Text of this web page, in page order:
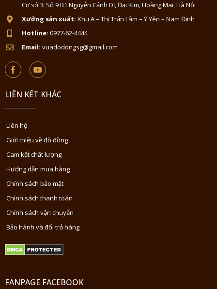
Cơ sở 3: Số 9 B1 Nguyễn Cảnh Dị, Đại Kim, Hoàng Mai, Hà Nội
Xưởng sản xuất: Khu A – Thị Trấn Lâm – Ý Yên – Nam Định
Hotline: 0977-62-4444
Email: vuadodongsg@gmail.com
LIÊN KẾT KHÁC
Liên hệ
Giới thiệu về đồ đồng
Cam kết chất lượng
Hướng dẫn mua hàng
Chính sách bảo mật
Chính sách thanh toán
Chính sách vận chuyển
Bảo hành và đổi trả hàng
FANPAGE FACEBOOK